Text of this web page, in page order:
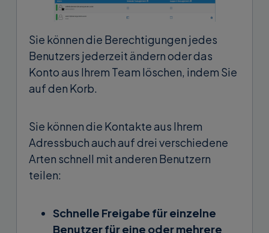
Sie können die Berechtigungen jedes
Benutzers jederzeit ändern oder das
Konto aus Ihrem Team löschen, indem Sie
auf den Korb.
Sie können die Kontakte aus Ihrem
Adressbuch auch auf drei verschiedene
Arten schnell mit anderen Benutzern
teilen:
Schnelle Freigabe für einzelne
Benutzer für eine oder mehrere